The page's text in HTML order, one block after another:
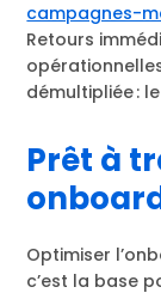
campagnes-
Retours
démultipliée :
Prêt à
Optimiser
c’est la base